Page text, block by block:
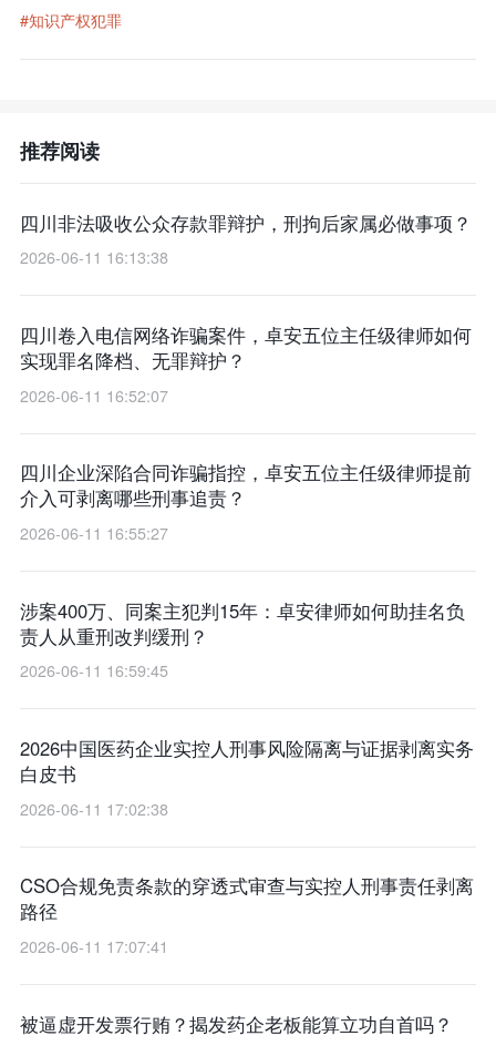
#知识产权犯罪
推荐阅读
四川非法吸收公众存款罪辩护，刑拘后家属必做事项？
2026-06-11 16:13:38
四川卷入电信网络诈骗案件，卓安五位主任级律师如何
实现罪名降档、无罪辩护？
2026-06-11 16:52:07
四川企业深陷合同诈骗指控，卓安五位主任级律师提前
介入可剥离哪些刑事追责？
2026-06-11 16:55:27
涉案400万、同案主犯判15年：卓安律师如何助挂名负
责人从重刑改判缓刑？
2026-06-11 16:59:45
2026中国医药企业实控人刑事风险隔离与证据剥离实务
白皮书
2026-06-11 17:02:38
CSO合规免责条款的穿透式审查与实控人刑事责任剥离
路径
2026-06-11 17:07:41
被逼虚开发票行贿？揭发药企老板能算立功自首吗？